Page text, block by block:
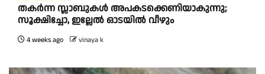
തകർന്ന സ്ലാബുകൾ അപകടക്കെണിയാകുന്നു;
സൂക്ഷിച്ചോ, ഇല്ലേൽ ഓടയിൽ വീഴും
4 weeks ago vinaya k